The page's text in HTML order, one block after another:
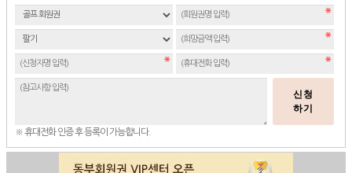
신청
하기
※ 휴대전화 인증 후 등록이 가능합니다.